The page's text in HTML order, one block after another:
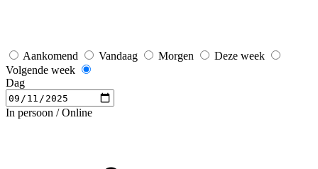
Aankomend Vandaag Morgen
Deze week
Volgende week
Dag
In persoon / Online